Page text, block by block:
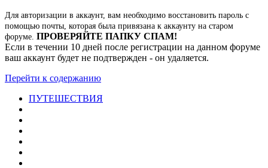
Для авторизации в аккаунт, вам необходимо восстановить пароль с
помощью почты, которая была привязана к аккаунту на старом
форуме. ПРОВЕРЯЙТЕ ПАПКУ СПАМ!
Если в течении 10 дней после регистрации на данном форуме
ваш аккаунт будет не подтвержден - он удаляется.
Перейти к содержанию
ПУТЕШЕСТВИЯ